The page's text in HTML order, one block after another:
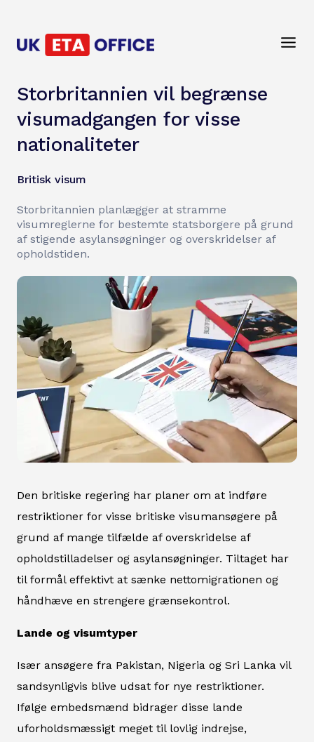
Storbritannien vil begrænse
visumadgangen for visse
nationaliteter
Britisk visum
Storbritannien planlægger at stramme
visumreglerne for bestemte statsborgere på grund
af stigende asylansøgninger og overskridelser af
opholdstiden.
Den britiske regering har planer om at indføre
restriktioner for visse britiske visumansøgere på
grund af mange tilfælde af overskridelse af
opholdstilladelser og asylansøgninger. Tiltaget har
til formål effektivt at sænke nettomigrationen og
håndhæve en strengere grænsekontrol.
Lande og visumtyper
Især ansøgere fra Pakistan, Nigeria og Sri Lanka vil
sandsynligvis blive udsat for nye restriktioner.
Ifølge embedsmænd bidrager disse lande
uforholdsmæssigt meget til lovlig indrejse,